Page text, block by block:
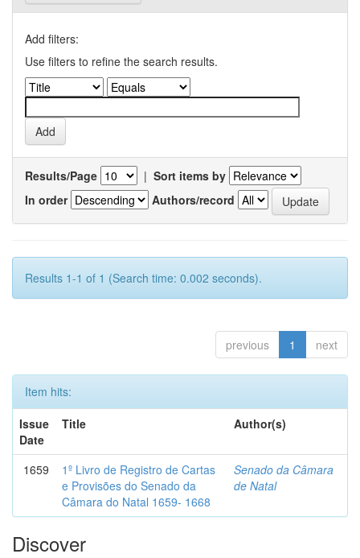
Add filters:
Use filters to refine the search results.
Results/Page | Sort items by
In order
Authors/record
Results 1-1 of 1 (Search time: 0.002 seconds).
previous 1 next
Item hits:
Issue
Date
Title Author(s)
1659
1º Livro de Registro de Cartas
e Provisões do Senado da
Câmara do Natal 1659- 1668
Senado da Câmara
de Natal
Discover